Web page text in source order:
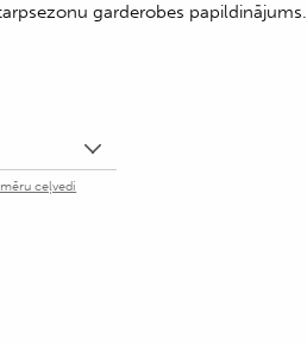
garderobes papildinājums.
ceļvedi